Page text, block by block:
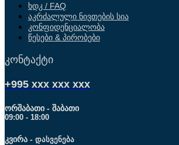
ხდკ / FAQ
აკრძალული ნივთების სია
კონფიდენციალობა
წესები & პირობები
კონტაქტი
+995 xxx xxx xxx
ორშაბათი - შაბათი
09:00 - 18:00
კვირა - დასვენება